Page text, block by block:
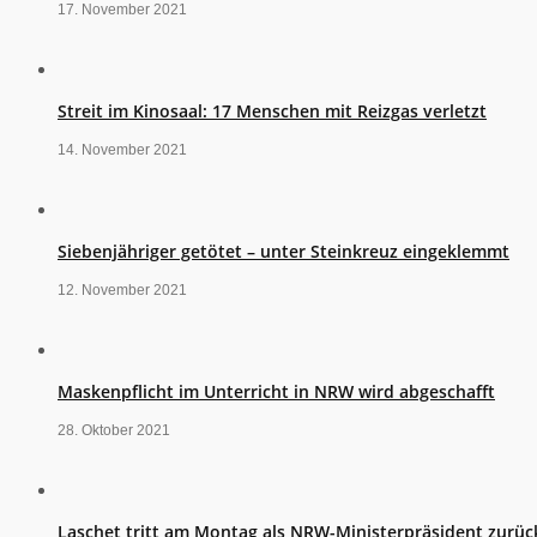
17. November 2021
Streit im Kinosaal: 17 Menschen mit Reizgas verletzt
14. November 2021
Siebenjähriger getötet – unter Steinkreuz eingeklemmt
12. November 2021
Maskenpflicht im Unterricht in NRW wird abgeschafft
28. Oktober 2021
Laschet tritt am Montag als NRW-Ministerpräsident